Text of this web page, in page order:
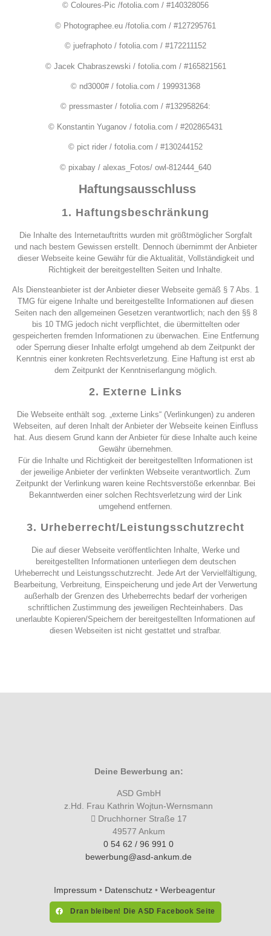
© Coloures-Pic /fotolia.com / #140328056
© Photographee.eu /fotolia.com / #127295761
© juefraphoto / fotolia.com / #172211152
© Jacek Chabraszewski / fotolia.com / #165821561
© nd3000# / fotolia.com / 199931368
© pressmaster / fotolia.com / #132958264:
© Konstantin Yuganov / fotolia.com / #202865431
© pict rider / fotolia.com / #130244152
© pixabay / alexas_Fotos/ owl-812444_640
Haftungsausschluss
1. Haftungsbeschränkung
Die Inhalte des Internetauftritts wurden mit größtmöglicher Sorgfalt
und nach bestem Gewissen erstellt. Dennoch übernimmt der Anbieter
dieser Webseite keine Gewähr für die Aktualität, Vollständigkeit und
Richtigkeit der bereitgestellten Seiten und Inhalte.
Als Diensteanbieter ist der Anbieter dieser Webseite gemäß § 7 Abs. 1
TMG für eigene Inhalte und bereitgestellte Informationen auf diesen
Seiten nach den allgemeinen Gesetzen verantwortlich; nach den §§ 8
bis 10 TMG jedoch nicht verpflichtet, die übermittelten oder
gespeicherten fremden Informationen zu überwachen. Eine Entfernung
oder Sperrung dieser Inhalte erfolgt umgehend ab dem Zeitpunkt der
Kenntnis einer konkreten Rechtsverletzung. Eine Haftung ist erst ab
dem Zeitpunkt der Kenntniserlangung möglich.
2. Externe Links
Die Webseite enthält sog. „externe Links“ (Verlinkungen) zu anderen
Webseiten, auf deren Inhalt der Anbieter der Webseite keinen Einfluss
hat. Aus diesem Grund kann der Anbieter für diese Inhalte auch keine
Gewähr übernehmen.
Für die Inhalte und Richtigkeit der bereitgestellten Informationen ist
der jeweilige Anbieter der verlinkten Webseite verantwortlich. Zum
Zeitpunkt der Verlinkung waren keine Rechtsverstöße erkennbar. Bei
Bekanntwerden einer solchen Rechtsverletzung wird der Link
umgehend entfernen.
3. Urheberrecht/Leistungsschutzrecht
Die auf dieser Webseite veröffentlichten Inhalte, Werke und
bereitgestellten Informationen unterliegen dem deutschen
Urheberrecht und Leistungsschutzrecht. Jede Art der Vervielfältigung,
Bearbeitung, Verbreitung, Einspeicherung und jede Art der Verwertung
außerhalb der Grenzen des Urheberrechts bedarf der vorherigen
schriftlichen Zustimmung des jeweiligen Rechteinhabers. Das
unerlaubte Kopieren/Speichern der bereitgestellten Informationen auf
diesen Webseiten ist nicht gestattet und strafbar.
Deine Bewerbung an:
ASDGmbH
z.Hd. Frau Kathrin Wojtun-Wernsmann
Druchhorner Straße 17
49577 Ankum
0 54 62 / 96 991 0
bewerbung@asd-ankum.de
Impressum • Datenschutz• Werbeagentur
Dran bleiben! Die ASD Facebook Seite